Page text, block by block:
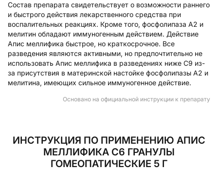
Состав препарата свидетельствует о возможности раннего
и быстрого действия лекарственного средства при
воспалительных реакциях. Кроме того, фосфолипаза А2 и
мелитин обладают иммуногенным действием. Действие
Апис меллифика быстрое, но краткосрочное. Все
разведения являются активными, но предпочтительно не
использовать Апис меллифика в разведениях ниже С9 из-
за присутствия в материнской настойке фосфолипазы А2 и
мелитина, имеющих сильное иммуногенное действие.
Основано на официальной инструкции к препарату
ИНСТРУКЦИЯ ПО ПРИМЕНЕНИЮ АПИС
МЕЛЛИФИКА С6 ГРАНУЛЫ
ГОМЕОПАТИЧЕСКИЕ 5 Г